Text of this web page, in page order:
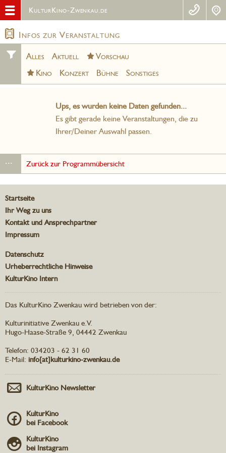
KulturKino-Zwenkau.de
Infos zur Veranstaltung
Alles Aktuell
Vorschau
Kino
Konzert Bühne Sonstiges
Ups, es wurden keine Daten gefunden...
Es gibt gerade keine Veranstaltungen, die zu
Ihrer/Deiner Auswahl passen.
... Zurück zur Programmübersicht
Startseite
Ihr Weg zu uns
Kontakt und Ansprechpartner
Impressum
Datenschutz
Urheberrechtliche Hinweise
KulturKino Intern
Das KulturKino Zwenkau wird betrieben von der:
Kulturinitiative Zwenkau e.V.
Hugo-Haase-Straße 9, 04442 Zwenkau
Telefon: 034203 - 62 31 60
E-Mail: info[at]kulturkino-zwenkau.de
KulturKino Newsletter
KulturKino
bei Facebook
KulturKino
bei Instagram